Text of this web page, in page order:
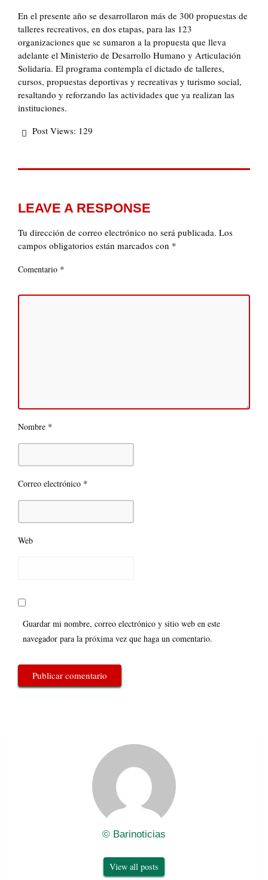
En el presente año se desarrollaron más de 300 propuestas de
talleres recreativos, en dos etapas, para las 123
organizaciones que se sumaron a la propuesta que lleva
adelante el Ministerio de Desarrollo Humano y Articulación
Solidaria. El programa contempla el dictado de talleres,
cursos, propuestas deportivas y recreativas y turismo social,
resaltando y reforzando las actividades que ya realizan las
instituciones.
Post Views: 129
LEAVE A RESPONSE
Tu dirección de correo electrónico no será publicada. Los
campos obligatorios están marcados con *
Comentario *
Nombre *
Correo electrónico *
Web
Guardar mi nombre, correo electrónico y sitio web en este
navegador para la próxima vez que haga un comentario.
© Barinoticias
View all posts